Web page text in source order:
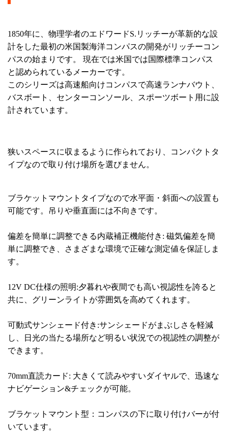
1850年に、物理学者のエドワードS.リッチーが革新的な設
計をした最初の米国製海洋コンパスの開発がリッチーコン
パスの始まりです。 現在では米国では国際標準コンパス
と認められているメーカーです。
このシリーズは高速船向けコンパスで高速ランナバウト、
バスボート、センターコンソール、スポーツボート用に設
計されています。
狭いスペースに収まるように作られており、コンパクトタ
イプなので取り付け場所を選びません。
ブラケットマウントタイプなので水平面・斜面への設置も
可能です。吊りや垂直面には不向きです。
偏差を簡単に調整できる内蔵補正機能付き: 磁気偏差を簡
単に調整でき、さまざまな環境で正確な測定値を保証しま
す。
12V DC仕様の照明:夕暮れや夜間でも高い視認性を誇ると
共に、グリーンライトが雰囲気を高めてくれます。
可動式サンシェード付き:サンシェードがまぶしさを軽減
し、日光の当たる場所など明るい状況での視認性の調整が
できます。
70mm直読カード: 大きくて読みやすいダイヤルで、迅速な
ナビゲーション&チェックが可能。
ブラケットマウント型：コンパスの下に取り付けバーが付
いています。